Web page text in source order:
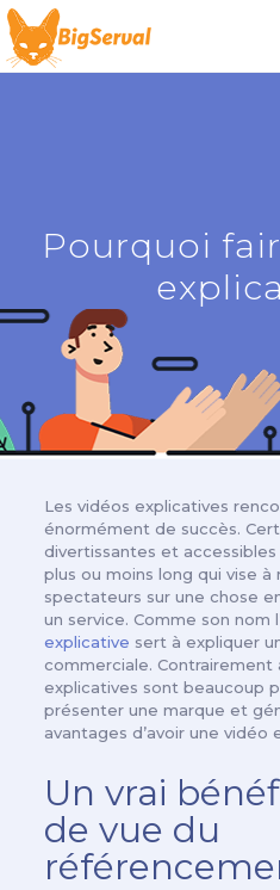
Pourquoi
Les vidéos explicatives
énormément de succès.
divertissantes et accessibles
plus ou moins long qui vise à
spectateurs sur une chose
un service. Comme son nom
explicative sert à expliquer
commerciale. Contrairement
explicatives sont beaucoup
présenter une marque et
avantages d’avoir une vidéo
Un vrai
de vue du